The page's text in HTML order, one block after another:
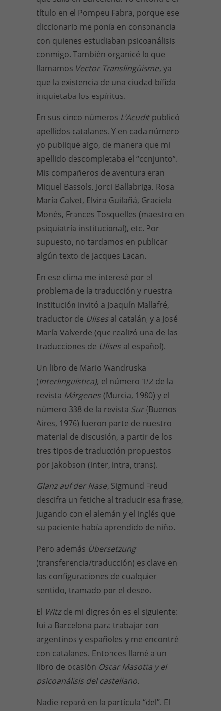
título en el Pompeu Fabra, porque ese
diccionario me ponía en consonancia
con quienes estudiaban psicoanálisis
conmigo. También organicé lo que
llamamos Vector Translingüisme, ya
que la existencia de una ciudad bífida
inquietaba los espíritus.
En sus cinco números L’Acudit publicó
apellidos catalanes. Y en cada número
yo publiqué algo, de manera que mi
apellido descompletaba el “conjunto”.
Mis compañeros de aventura eran
Miquel Bassols, Jordi Ballabriga, Rosa
María Calvet, Elvira Guilañá, Graciela
Monés, Frances Tosquelles (maestro en
psiquiatría institucional), etc. Por
supuesto, no tardamos en publicar
algún texto de Jacques Lacan.
En ese clima me interesé por el
problema de la traducción y nuestra
Institución invitó a Joaquín Mallafré,
traductor de Ulises al catalán; y a José
María Valverde (que realizó una de las
traducciones de Ulises al español).
Un libro de Mario Wandruska
(Interlingüística), el número 1/2 de la
revista Márgenes (Murcia, 1980) y el
número 338 de la revista Sur(Buenos
Aires, 1976) fueron parte de nuestro
material de discusión, a partir de los
tres tipos de traducción propuestos
por Jakobson (inter, intra, trans).
Glanz auf der Nase, Sigmund Freud
descifra un fetiche al traducir esa frase,
jugando con el alemán y el inglés que
su paciente había aprendido de niño.
Pero además Übersetzung
(transferencia/traducción) es clave en
las configuraciones de cualquier
sentido, tramado por el deseo.
El Witzde mi digresión es el siguiente:
fui a Barcelona para trabajar con
argentinos y españoles y me encontré
con catalanes. Entonces llamé a un
libro de ocasión Oscar Masotta y el
psicoanálisis del castellano.
Nadie reparó en la partícula “del”. El